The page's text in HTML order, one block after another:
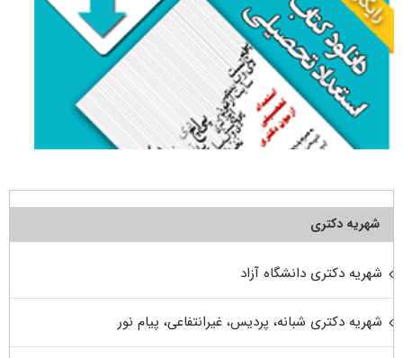
شهریه دکتری
شهریه دکتری دانشگاه آزاد
شهریه دکتری شبانه، پردیس، غیرانتفاعی، پیام نور